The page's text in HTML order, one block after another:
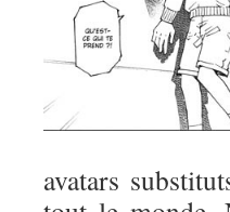
avatars